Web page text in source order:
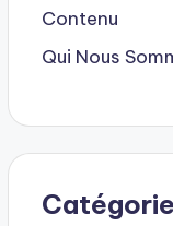
Contenu
Qui Nous